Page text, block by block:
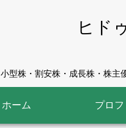
ヒド
小型株・割安株・成長株・株主
ホーム プロ